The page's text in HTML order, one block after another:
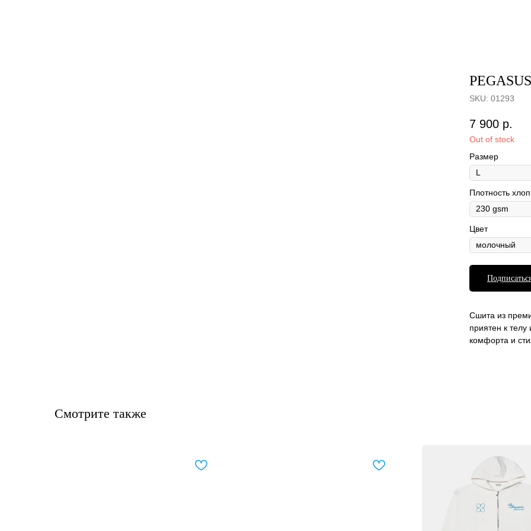
PEGASUS
SKU: 01293
7 900 р.
Out of stock
Размер
Плотность
Цвет
Сшита из
приятен к
комфорта и
Смотрите также